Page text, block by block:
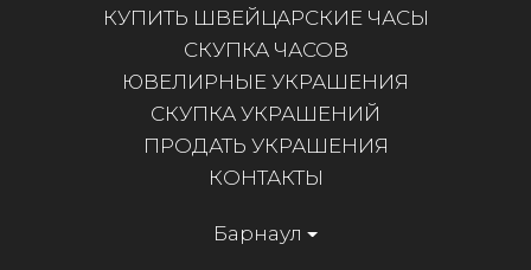
КУПИТЬ ШВЕЙЦАРСКИЕ ЧАСЫ
СКУПКА ЧАСОВ
ЮВЕЛИРНЫЕ УКРАШЕНИЯ
СКУПКА УКРАШЕНИЙ
ПРОДАТЬ УКРАШЕНИЯ
КОНТАКТЫ
Барнаул